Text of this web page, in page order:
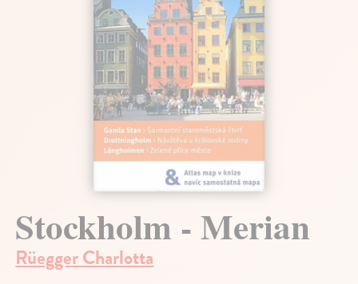
Stockholm - Merian
Rüegger Charlotta